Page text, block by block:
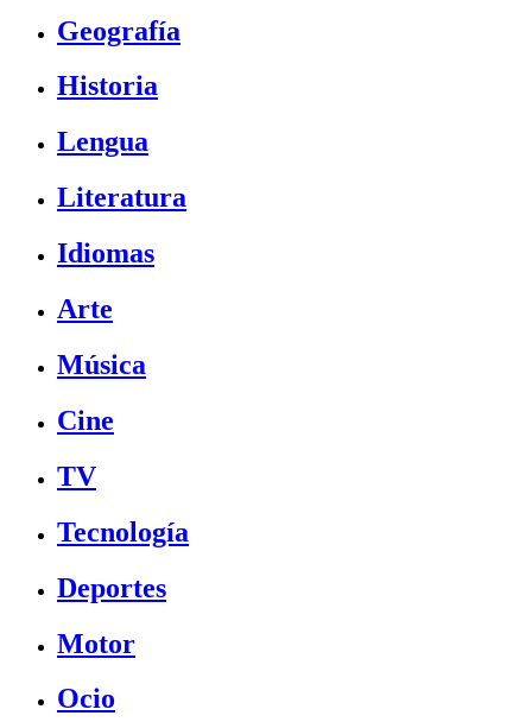
Geografía
Historia
Lengua
Literatura
Idiomas
Arte
Música
Cine
TV
Tecnología
Deportes
Motor
Ocio